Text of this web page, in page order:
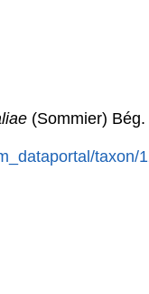
(Sommier)
taxon/